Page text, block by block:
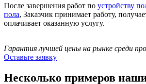
После завершения работ по устройству
пола, Заказчик принимает работу,
оплачивает оказанную услугу.
Гарантия лучшей цены на рынке среди
Оставьте заявку
Несколько примеров